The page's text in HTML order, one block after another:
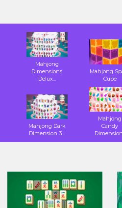
Mahjong
Dimensions
Delux...
Mahjong
Cube
Mahjong Dark
Dimension 3...
Mahjong
Candy